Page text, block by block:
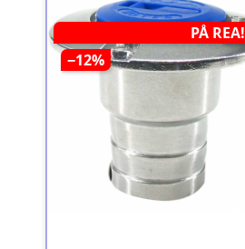
PÅ REA!
−12%